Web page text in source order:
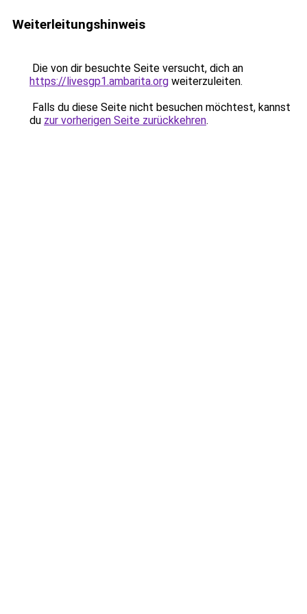
Weiterleitungshinweis
Die von dir besuchte Seite versucht, dich an
https://livesgp1.ambarita.org weiterzuleiten.
Falls du diese Seite nicht besuchen möchtest, kannst
du zur vorherigen Seite zurückkehren.